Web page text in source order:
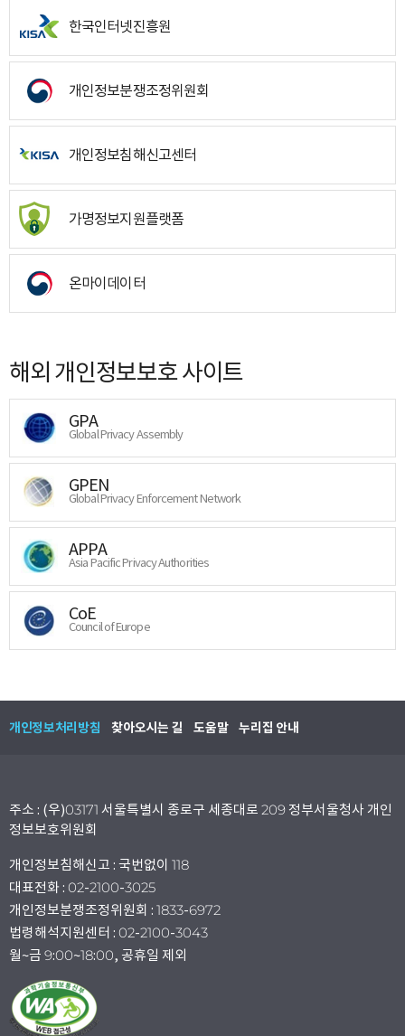
한국인터넷진흥원
개인정보분쟁조정위원회
개인정보침해신고센터
가명정보지원플랫폼
온마이데이터
해외 개인정보보호 사이트
GPA
Global Privacy Assembly
GPEN
Global Privacy Enforcement Network
APPA
Asia Pacific Privacy Authorities
CoE
Council of Europe
개인정보처리방침 찾아오시는 길 도움말 누리집 안내
주소 : (우)03171 서울특별시 종로구 세종대로 209 정부서울청사 개인
정보보호위원회
개인정보침해신고 : 국번없이 118
대표전화 : 02-2100-3025
개인정보분쟁조정위원회 : 1833-6972
법령해석지원센터 : 02-2100-3043
월~금 9:00~18:00, 공휴일 제외